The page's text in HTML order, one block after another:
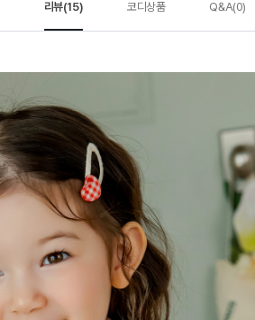
리뷰(15) 코디상품 Q&A(0)